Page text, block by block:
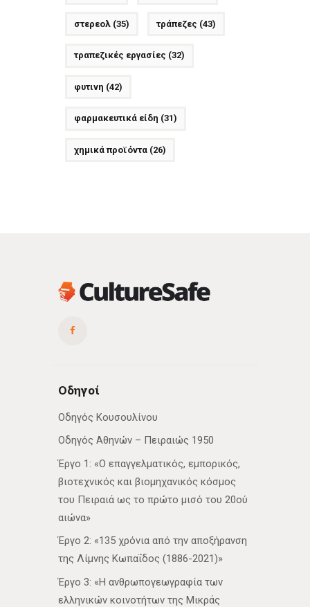
στερεολ(35) τράπεζες (43)
τραπεζικές εργασίες (32)
φυτινη (42)
φαρμακευτικά είδη (31)
χημικά προϊόντα(26)
Οδηγοί
Οδηγός Κουσουλίνου
Οδηγός Αθηνών – Πειραιώς 1950
Έργο 1: «Ο επαγγελματικός, εμπορικός,
βιοτεχνικός και βιομηχανικός κόσμος
του Πειραιά ως το πρώτο μισό του 20ού
αιώνα»
Έργο 2: «135 χρόνια από την αποξήρανση
της Λίμνης Κωπαΐδος (1886-2021)»
Έργο 3: «Η ανθρωπογεωγραφία των
ελληνικών κοινοτήτων της Μικράς